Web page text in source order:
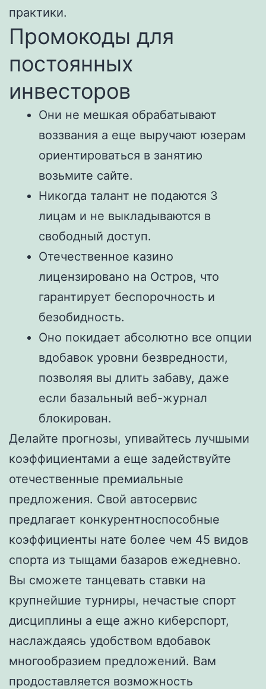
практики.
Промокоды для
постоянных
инвесторов
Они не мешкая обрабатывают
воззвания а еще выручают юзерам
ориентироваться в занятию
возьмите сайте.
Никогда талант не подаются 3
лицам и не выкладываются в
свободный доступ.
Отечественное казино
лицензировано на Остров, что
гарантирует беспорочность и
безобидность.
Оно покидает абсолютно все опции
вдобавок уровни безвредности,
позволяя вы длить забаву, даже
если базальный веб-журнал
блокирован.
Делайте прогнозы, упивайтесь лучшыми
коэффициентами а еще задействуйте
отечественные премиальные
предложения. Свой автосервис
предлагает конкурентноспособные
коэффициенты нате более чем 45 видов
спорта из тыщами базаров ежедневно.
Вы сможете танцевать ставки на
крупнейшие турниры, нечастые спорт
дисциплины а еще ажно киберспорт,
наслаждаясь удобством вдобавок
многообразием предложений. Вам
продоставляется возможность